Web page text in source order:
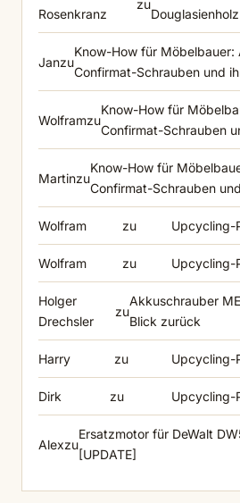
Rosenkranz
zu
Douglasienholz
Janzu
Know-How für Möbelbauer:
Confirmat-Schrauben und
Wolframzu
Know-How für
Confirmat-Schrauben
Martinzu
Know-How für
Confirmat-Schrauben
Wolfram zu Upcycling-
Wolfram zu Upcycling-
Holger
Drechsler
zu
Akkuschrauber
Blick zurück
Harry zu Upcycling-
Dirk zu Upcycling-
Alexzu
Ersatzmotor für DeWalt
[UPDATE]